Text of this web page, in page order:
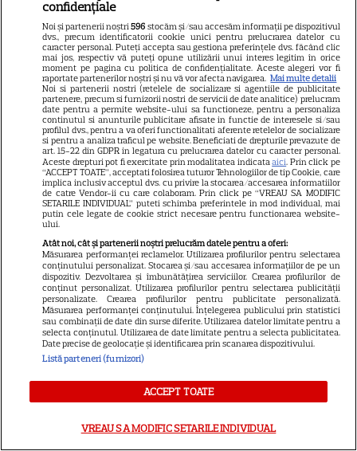
Ulei de perilla – ce este și ce
beneficii are
Postul Sfintei Mării – Postul
Adormirii Maicii Domnului. Ce
Ce vase de gătit îți trebuie
dacă te muți singur – ustensile
pe care trebuie să le ai în
bucătărie
confidențiale
Noi și partenerii noștri596 stocăm și/sau accesăm informații pe dispozitivul
dvs., precum identificatorii cookie unici pentru prelucrarea datelor cu
caracter personal. Puteți accepta sau gestiona preferințele dvs. făcând clic
mai jos, respectiv vă puteți opune utilizării unui interes legitim în orice
moment pe pagina cu politica de confidențialitate. Aceste alegeri vor fi
raportate partenerilor noștri și nu vă vor afecta navigarea. Mai multe detalii
Noi si partenerii nostri (retelele de socializare si agentiile de publicitate
partenere, precum si furnizorii nostri de servicii de date analitice) prelucram
date pentru a permite website-ului sa functioneze, pentru a personaliza
continutul si anunturile publicitare afisate in functie de interesele si/sau
profilul dvs., pentru a va oferi functionalitati aferente retelelor de socializare
si pentru a analiza traficul pe website. Beneficiati de drepturile prevazute de
art. 15-22 din GDPR in legatura cu prelucrarea datelor cu caracter personal.
Aceste drepturi pot fi exercitate prin modalitatea indicataaici. Prin click pe
“ACCEPT TOATE”, acceptati folosirea tuturor Tehnologiilor de tip Cookie, care
implica inclusiv acceptul dvs. cu privire la stocarea/accesarea informatiilor
de catre Vendor-ii cu care colaboram. Prin click pe “VREAU SA MODIFIC
SETARILE INDIVIDUAL” puteti schimba preferintele in mod individual, mai
putin cele legate de cookie strict necesare pentru functionarea website-
ului.
Atât noi, cât și partenerii noștri prelucrăm datele pentru a oferi:
Măsurarea performanței reclamelor. Utilizarea profilurilor pentru selectarea
conținutului personalizat. Stocarea și/sau accesarea informațiilor de pe un
dispozitiv. Dezvoltarea și îmbunătățirea serviciilor. Crearea profilurilor de
conținut personalizat. Utilizarea profilurilor pentru selectarea publicității
personalizate. Crearea profilurilor pentru publicitate personalizată.
Măsurarea performanței conținutului. Înțelegerea publicului prin statistici
sau combinații de date din surse diferite. Utilizarea datelor limitate pentru a
selecta conținutul. Utilizarea de date limitate pentru a selecta publicitatea.
Date precise de geolocație și identificarea prin scanarea dispozitivului.
Listă parteneri (furnizori)
ACCEPT TOATE
VREAU SA MODIFIC SETARILE INDIVIDUAL